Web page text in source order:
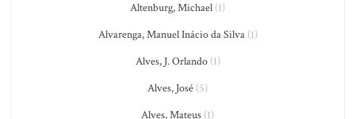
Altenburg, Michael (1)
Alvarenga, Manuel Inácio da Silva(1)
Alves, J. Orlando(1)
Alves, José (5)
Alves, Mateus (1)